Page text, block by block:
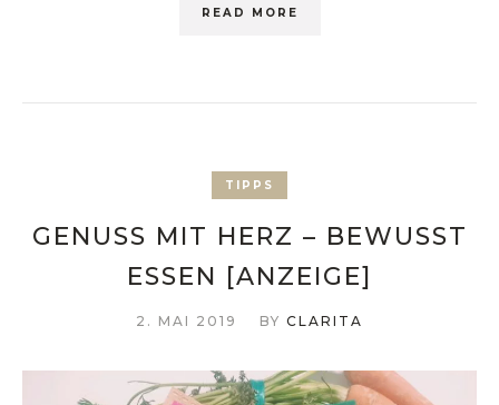
READ MORE
TIPPS
GENUSS MIT HERZ – BEWUSST
ESSEN [ANZEIGE]
2. MAI 2019 BY CLARITA